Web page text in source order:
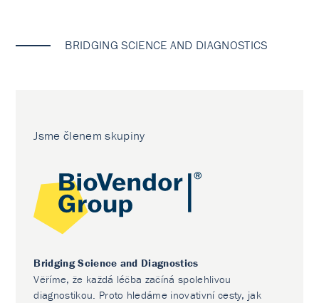
BRIDGING SCIENCE AND DIAGNOSTICS
Jsme členem skupiny
Bridging Science and Diagnostics
Věříme, že každá léčba začíná spolehlivou
diagnostikou. Proto hledáme inovativní cesty, jak